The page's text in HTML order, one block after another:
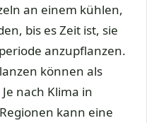
an einem kühlen,
bis es Zeit ist, sie
anzupflanzen.
können als
nach Klima in
kann eine